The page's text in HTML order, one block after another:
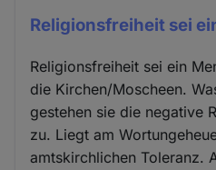
Religionsfreiheit sei
Religionsfreiheit sei ein
die Kirchen/Moscheen.
gestehen sie die negative
zu. Liegt am
amtskirchlichen Toleranz.